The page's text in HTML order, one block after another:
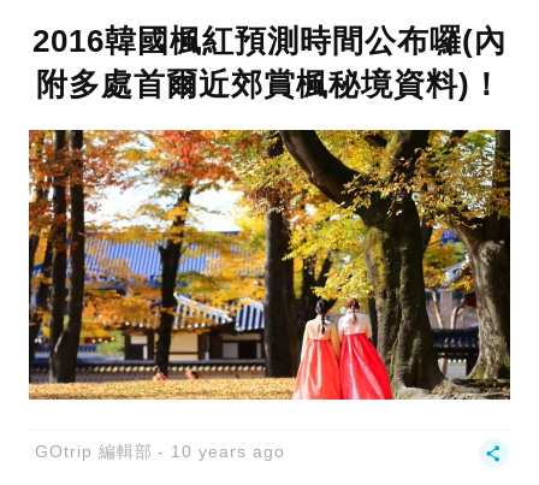
2016韓國楓紅預測時間公布囉(內
附多處首爾近郊賞楓秘境資料)！
GOtrip 編輯部 10 years ago